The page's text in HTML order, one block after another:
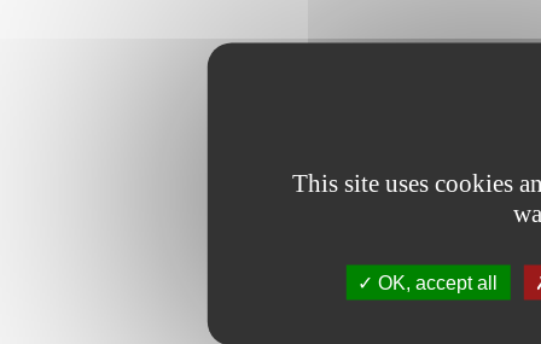
This site uses cookies
OK, accept all